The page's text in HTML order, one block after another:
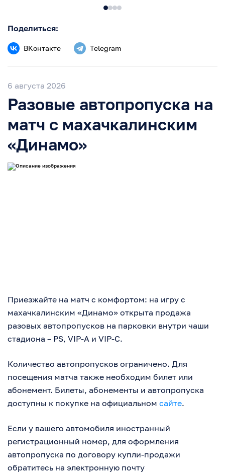
Поделиться:
ВКонтакте Telegram
6 августа 2026
Разовые автопропуска на
матч с махачкалинским
«Динамо»
Приезжайте на матч с комфортом: на игру с
махачкалинским «Динамо» открыта продажа
разовых автопропусков на парковки внутри чаши
стадиона – PS, VIP-A и VIP-C.
Количество автопропусков ограничено. Для
посещения матча также необходим билет или
абонемент. Билеты, абонементы и автопропуска
доступны к покупке на официальном сайте.
Если у вашего автомобиля иностранный
регистрационный номер, для оформления
автопропуска по договору купли-продажи
обратитесь на электронную почту